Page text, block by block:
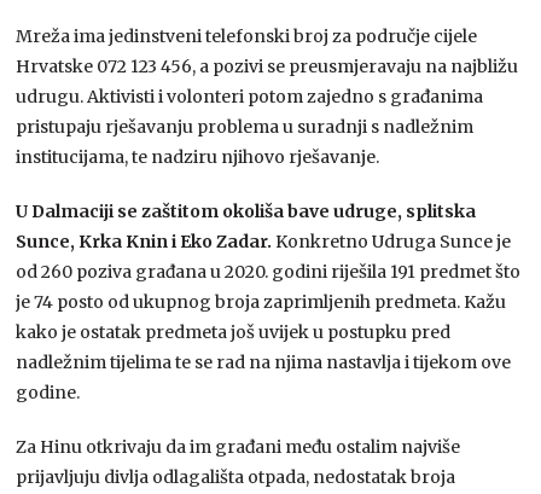
Mreža ima jedinstveni telefonski broj za područje cijele
Hrvatske 072 123 456, a pozivi se preusmjeravaju na najbližu
udrugu. Aktivisti i volonteri potom zajedno s građanima
pristupaju rješavanju problema u suradnji s nadležnim
institucijama, te nadziru njihovo rješavanje.
U Dalmaciji se zaštitom okoliša bave udruge, splitska
Sunce, Krka Knin i Eko Zadar. Konkretno Udruga Sunce je
od 260 poziva građana u 2020. godini riješila 191 predmet što
je 74 posto od ukupnog broja zaprimljenih predmeta. Kažu
kako je ostatak predmeta još uvijek u postupku pred
nadležnim tijelima te se rad na njima nastavlja i tijekom ove
godine.
Za Hinu otkrivaju da im građani među ostalim najviše
prijavljuju divlja odlagališta otpada, nedostatak broja